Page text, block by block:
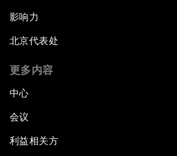
影响力
北京代表处
更多内容
中心
会议
利益相关方